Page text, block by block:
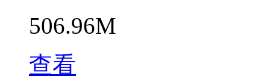
506.96M
查看